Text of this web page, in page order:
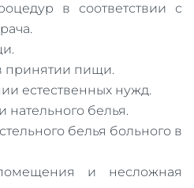
в соответствии с
пищи.
естественных нужд.
нательного белья.
белья больного в
и несложная